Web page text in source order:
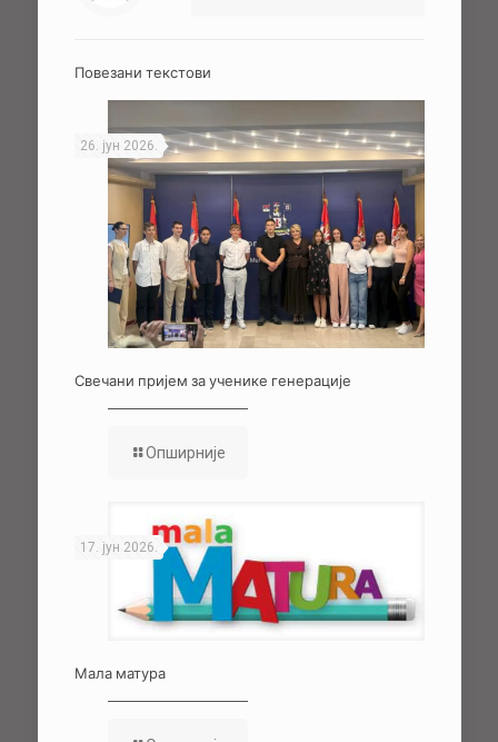
Повезани текстови
26. јун 2026.
Свечани пријем за ученике генерације
Опширније
17. јун 2026.
Мала матура